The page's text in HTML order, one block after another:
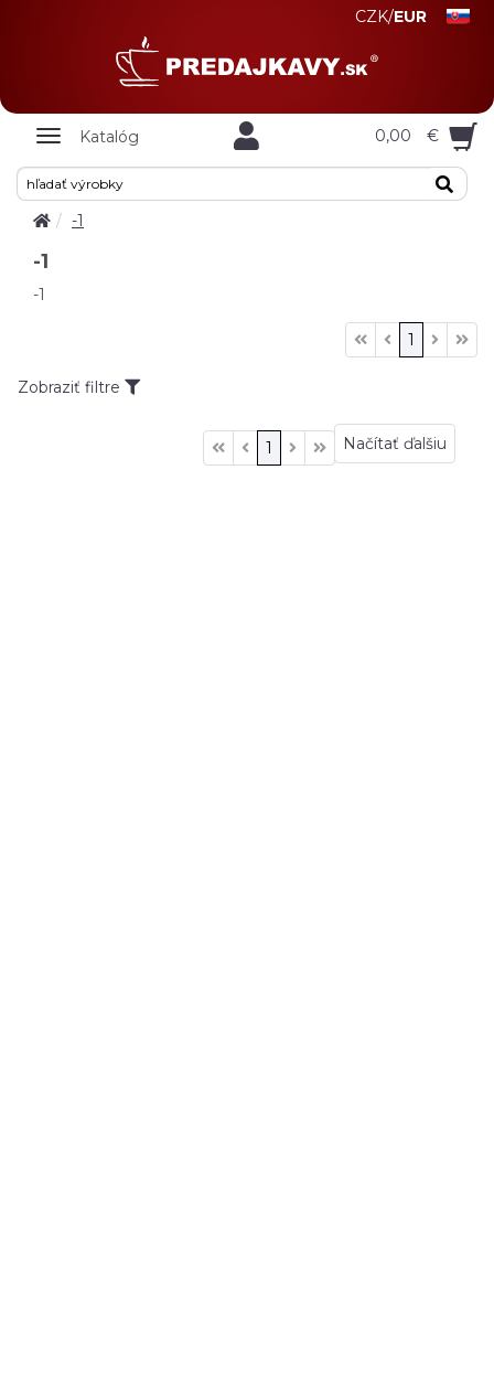
CZK/EUR
Zobrazit
Katalóg 0,00 €
-1
-1
-1
1
Zobraziť filtre
Načítať ďalšiu
1